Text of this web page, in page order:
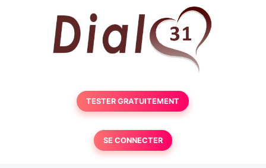
TESTER GRATUITEMENT
SE CONNECTER